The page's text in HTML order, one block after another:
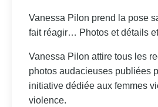
Vanessa Pilon prend la pose
fait réagir… Photos et détails
Vanessa Pilon attire tous les
photos audacieuses publiées
initiative dédiée aux femmes
violence.